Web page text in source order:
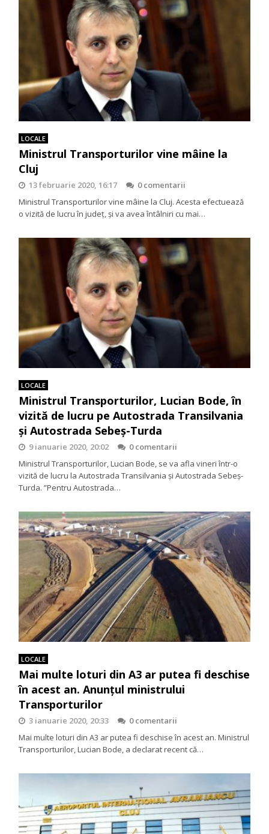
LOCALE
Ministrul Transporturilor vine mâine la
Cluj
13 februarie 2020, 16:17
0 comentarii
Ministrul Transporturilor vine mâine la Cluj. Acesta efectuează
o vizită de lucru în județ, și va avea întâlniri cu mai…
LOCALE
Ministrul Transporturilor, Lucian Bode, în
vizită de lucru pe Autostrada Transilvania
și Autostrada Sebeș-Turda
9 ianuarie 2020, 20:02
0 comentarii
Ministrul Transporturilor, Lucian Bode, se va afla vineri într-o
vizită de lucru la Autostrada Transilvania și Autostrada Sebeș-
Turda. ”Pentru Autostrada…
LOCALE
Mai multe loturi din A3 ar putea fi deschise
în acest an. Anunţul ministrului
Transporturilor
3 ianuarie 2020, 20:33
0 comentarii
Mai multe loturi din A3 ar putea fi deschise în acest an. Ministrul
Transporturilor, Lucian Bode, a declarat recent că…